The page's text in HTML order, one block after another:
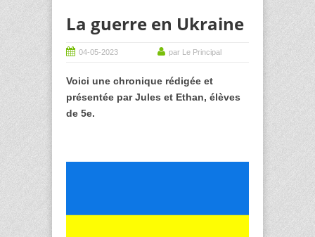
La guerre en Ukraine
04-05-2023 par Le Principal
Voici une chronique rédigée et
présentée par Jules et Ethan, élèves
de 5e.